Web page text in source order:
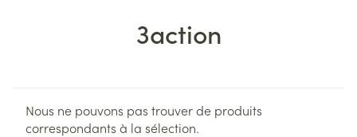
3action
Nous ne pouvons pas trouver de produits
correspondants à la sélection.